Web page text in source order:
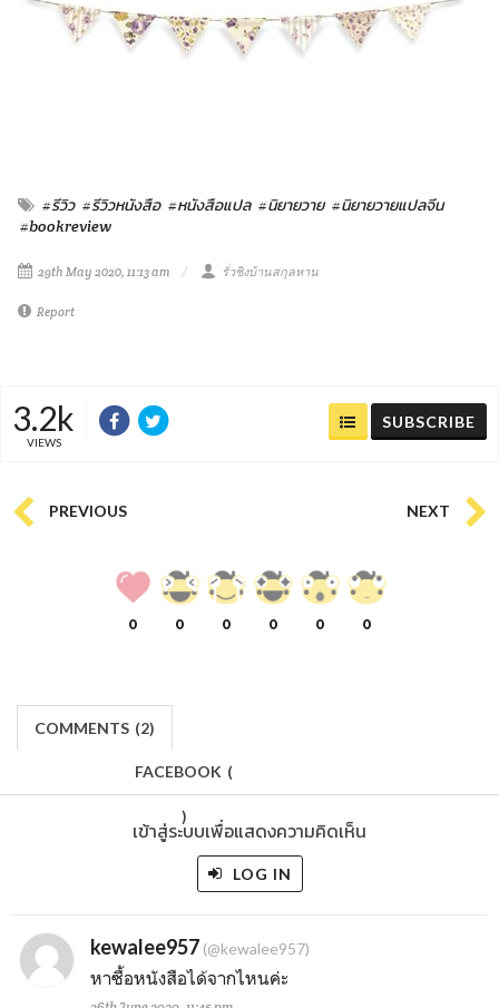
#รีวิว #รีวิวหนังสือ #หนังสือแปล #นิยายวาย #นิยายวายแปลจีน
#bookreview
29th May 2020, 11:13 am รั่วชิงบ้านสกุลหาน
Report
3.2k
VIEWS
SUBSCRIBE
PREVIOUS NEXT
0 0 0 0 0 0
COMMENTS (2)
FACEBOOK (
)
เข้าสู่ระบบเพื่อแสดงความคิดเห็น
LOG IN
kewalee957 (@kewalee957)
หาซื้อหนังสือได้จากไหนค่ะ